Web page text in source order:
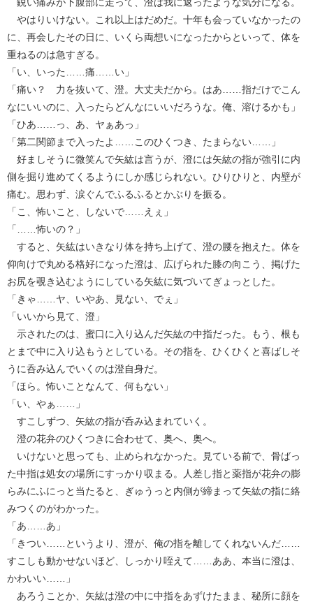
やはりいけない。これ以上はだめだ。十年も会っていなかったの
に、再会したその日に、いくら両想いになったからといって、体を
重ねるのは急すぎる。
「い、いった……痛……い」
「痛い？ 力を抜いて、澄。大丈夫だから。はあ……指だけでこん
なにいいのに、入ったらどんなにいいだろうな。俺、溶けるかも」
「ひあ……っ、あ、ヤぁあっ」
「第二関節まで入ったよ……このひくつき、たまらない……」
好ましそうに微笑んで矢紘は言うが、澄には矢紘の指が強引に内
側を掘り進めてくるようにしか感じられない。ひりひりと、内壁が
痛む。思わず、涙ぐんでふるふるとかぶりを振る。
「こ、怖いこと、しないで……えぇ」
「……怖いの？」
すると、矢紘はいきなり体を持ち上げて、澄の腰を抱えた。体を
仰向けで丸める格好になった澄は、広げられた膝の向こう、掲げた
お尻を覗き込むようにしている矢紘に気づいてぎょっとした。
「きゃ……ヤ、いやあ、見ない、でぇ」
「いいから見て、澄」
示されたのは、蜜口に入り込んだ矢紘の中指だった。もう、根も
とまで中に入り込もうとしている。その指を、ひくひくと喜ばしそ
うに呑み込んでいくのは澄自身だ。
「ほら。怖いことなんて、何もない」
「い、やぁ……」
すこしずつ、矢紘の指が呑み込まれていく。
澄の花弁のひくつきに合わせて、奥へ、奥へ。
いけないと思っても、止められなかった。見ている前で、骨ばっ
た中指は処女の場所にすっかり収まる。人差し指と薬指が花弁の膨
らみにふにっと当たると、ぎゅうっと内側が締まって矢紘の指に絡
みつくのがわかった。
「あ……あ」
「きつい……というより、澄が、俺の指を離してくれないんだ……
すこしも動かせないほど、しっかり咥えて……ああ、本当に澄は、
かわいい……」
あろうことか、矢紘は澄の中に中指をあずけたまま、秘所に顔を